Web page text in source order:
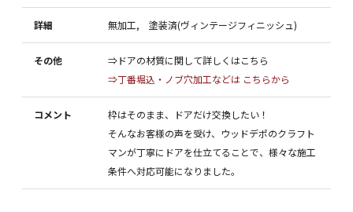
詳細 無加工, 塗装済(ヴィンテージフィニッシュ)
その他
⇒ドアの材質に関して詳しくはこちら
⇒丁番堀込・ノブ穴加工などは こちらから
コメント
枠はそのまま、ドアだけ交換したい！
そんなお客様の声を受け、ウッドデポのクラフト
マンが丁寧にドアを仕立てることで、様々な施工
条件へ対応可能になりました。